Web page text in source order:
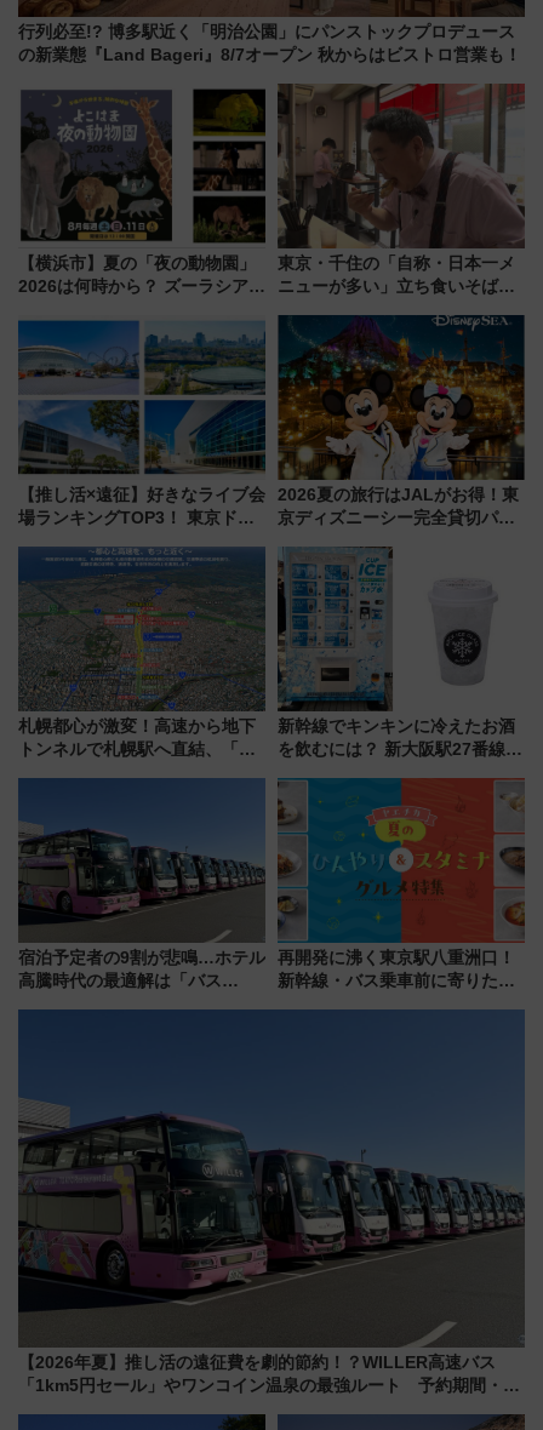
行列必至!? 博多駅近く「明治公園」にパンストックプロデュース
の新業態『Land Bageri』8/7オープン 秋からはビストロ営業も！
【横浜市】夏の「夜の動物園」
2026は何時から？ ズーラシア・
見どころ、限定イベントを徹底
解説！
東京・千住の「自称・日本一メ
ニューが多い」立ち食いそば屋
地のふらっと立ち食いそば』
7/27夜10時～放送
【推し活×遠征】好きなライブ会
場ランキングTOP3！ 東京ドー
由と交通アクセス術、ライブ会
場に何を求める？
2026夏の旅行はJALがお得！東
京ディズニーシー完全貸切パー
ーン始まる 条件は「夏の国内
線に2回搭乗」
札幌都心が激変！高速から地下
トンネルで札幌駅へ直結、「創
事業の全貌
新幹線でキンキンに冷えたお酒
を飲むには？ 新大阪駅27番線ホ
レス「カップ氷」専用自販機が
話題！
宿泊予定者の9割が悲鳴…ホテル
高騰時代の最適解は「バス
再開発に沸く東京駅八重洲口！
新幹線・バス乗車前に寄りたい
【2026年夏】推し活の遠征費を劇的節約！？WILLER高速バス
「1km5円セール」やワンコイン温泉の最強ルート 予約期間・対